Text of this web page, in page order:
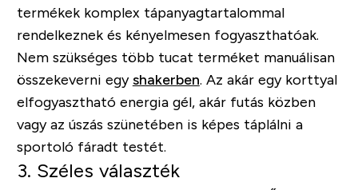
termékek komplex tápanyagtartalommal
rendelkeznek és kényelmesen fogyaszthatóak.
Nem szükséges több tucat terméket manuálisan
összekeverni egy shakerben. Az akár egy korttyal
elfogyasztható energia gél, akár futás közben
vagy az úszás szünetében is képes táplálni a
sportoló fáradt testét.
3. Széles választék